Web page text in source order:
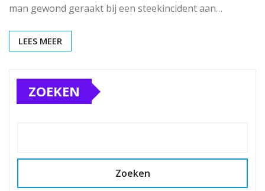
man gewond geraakt bij een steekincident aan…
LEES MEER
ZOEKEN
Zoeken